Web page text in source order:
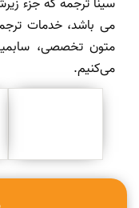
سینا ترجمه که جزء
می باشد، خدمات
متون تخصصی،
می‌کنیم.